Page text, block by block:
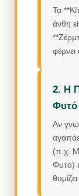
Τα
άνθη
φέρνει
2. Η
Φυτό
Αν
(π.χ.
Φυτό)